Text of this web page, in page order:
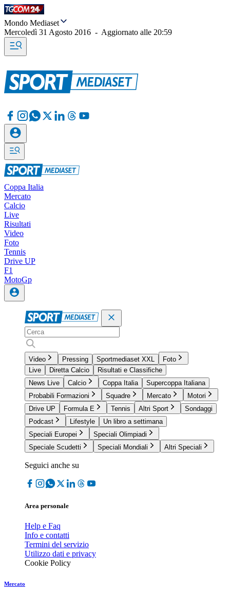
Mondo Mediaset
Mercoledì 31 Agosto 2016 - Aggiornato alle 20:59
Coppa Italia
Mercato
Calcio
Live
Risultati
Video
Foto
Tennis
Drive UP
F1
MotoGp
Video Pressing Sportmediaset XXL
Foto
Live
Diretta Calcio
Risultati e Classifiche
News Live
Calcio Coppa Italia
Supercoppa Italiana
Probabili Formazioni
Squadre Mercato
Motori
Drive UP
Formula E Tennis Altri Sport
Sondaggi
Podcast
Lifestyle
Un libro a settimana
Speciali Europei
Speciali Olimpiadi
Speciale Scudetti
Speciali Mondiali Altri Speciali
Seguici anche su
Area personale
Help e Faq
Info e contatti
Termini del servizio
Utilizzo dati e privacy
Cookie Policy
Mercato